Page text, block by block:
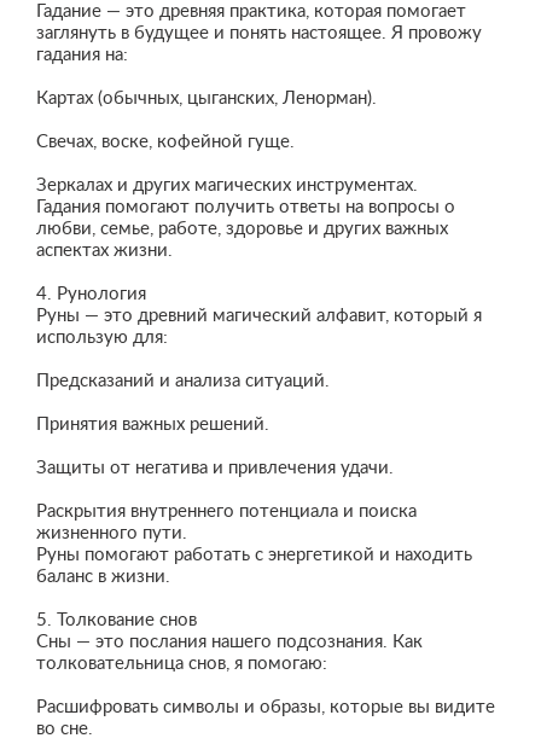
Гадание — это древняя практика, которая помогает
заглянуть в будущее и понять настоящее. Я провожу
гадания на:
Картах (обычных, цыганских, Ленорман).
Свечах, воске, кофейной гуще.
Зеркалах и других магических инструментах.
Гадания помогают получить ответы на вопросы о
любви, семье, работе, здоровье и других важных
аспектах жизни.
4. Рунология
Руны — это древний магический алфавит, который я
использую для:
Предсказаний и анализа ситуаций.
Принятия важных решений.
Защиты от негатива и привлечения удачи.
Раскрытия внутреннего потенциала и поиска
жизненного пути.
Руны помогают работать с энергетикой и находить
баланс в жизни.
5. Толкование снов
Сны — это послания нашего подсознания. Как
толковательница снов, я помогаю:
Расшифровать символы и образы, которые вы видите
во сне.